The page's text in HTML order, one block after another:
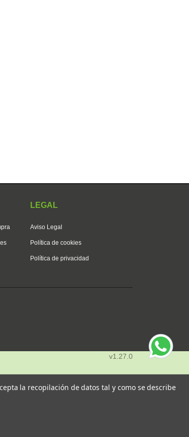
LEGAL
Aviso Legal
Política de cookies
Política de privacidad
v1.27.0
la recopilación de datos tal y como se describe